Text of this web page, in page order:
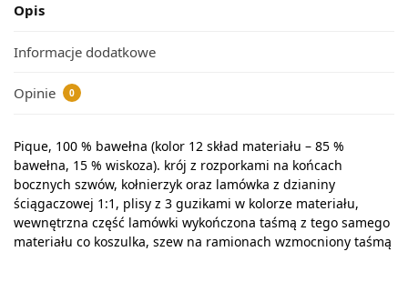
Opis
Informacje dodatkowe
Opinie 0
Pique, 100 % bawełna (kolor 12 skład materiału – 85 %
bawełna, 15 % wiskoza). krój z rozporkami na końcach
bocznych szwów, kołnierzyk oraz lamówka z dzianiny
ściągaczowej 1:1, plisy z 3 guzikami w kolorze materiału,
wewnętrzna część lamówki wykończona taśmą z tego samego
materiału co koszulka, szew na ramionach wzmocniony taśmą